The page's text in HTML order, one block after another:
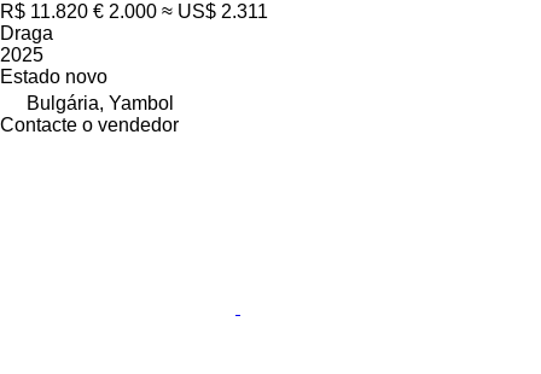
R$ 11.820 € 2.000 ≈ US$ 2.311
Draga
2025
Estado novo
Bulgária, Yambol
Contacte o vendedor